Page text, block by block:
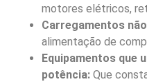
motores elétricos,
Carregamentos
alimentação de
Equipamentos que
potência: Que